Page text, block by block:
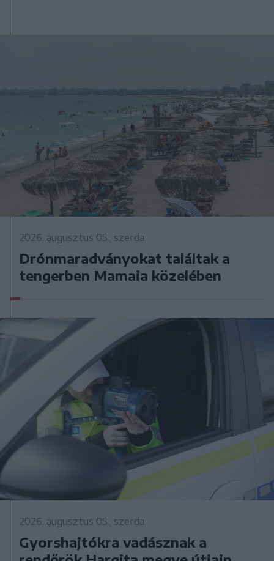
2026. augusztus 05., szerda
Drónmaradványokat találtak a
tengerben Mamaia közelében
2026. augusztus 05., szerda
Gyorshajtókra vadásznak a